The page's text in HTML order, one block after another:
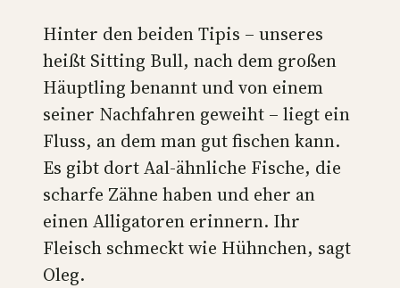
Hinter den beiden Tipis – unseres
heißt Sitting Bull, nach dem großen
Häuptling benannt und von einem
seiner Nachfahren geweiht – liegt ein
Fluss, an dem man gut fischen kann.
Es gibt dort Aal-ähnliche Fische, die
scharfe Zähne haben und eher an
einen Alligatoren erinnern. Ihr
Fleisch schmeckt wie Hühnchen, sagt
Oleg.